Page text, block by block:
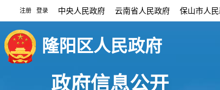
注册 登录 中央人民政府 云南省人民政府 保山市人
隆阳区人民政府
政府信息公开